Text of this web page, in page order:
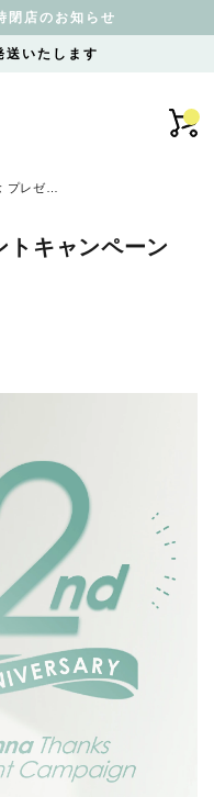
閉店のお知らせ
送いたします
レゼン
キャンペーン